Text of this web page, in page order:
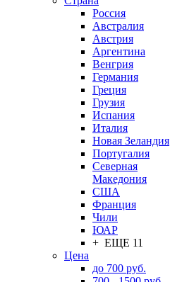
Россия
Австралия
Австрия
Аргентина
Венгрия
Германия
Греция
Грузия
Испания
Италия
Новая Зеландия
Португалия
Северная
Македония
США
Франция
Чили
ЮАР
+ ЕЩЕ 11
Цена
до 700 руб.